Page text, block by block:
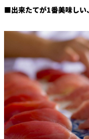
■出来たてが1番美味しい